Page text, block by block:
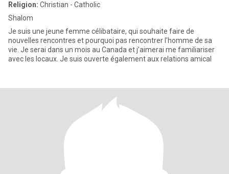
Religion: Christian - Catholic
Shalom
Je suis une jeune femme célibataire, qui souhaite faire de
nouvelles rencontres et pourquoi pas rencontrer l’homme de sa
vie. Je serai dans un mois au Canada et j’aimerai me familiariser
avec les locaux. Je suis ouverte également aux relations amical